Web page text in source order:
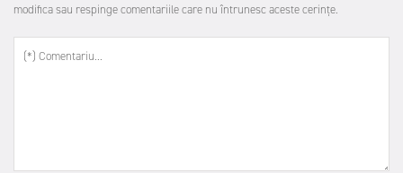
modifica sau respinge comentariile care nu întrunesc aceste cerinţe.